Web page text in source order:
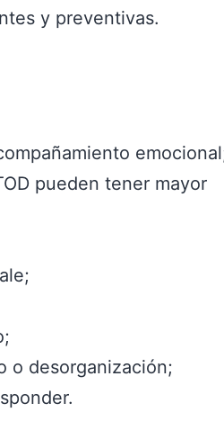
y preventivas.
pueden tener mayor
o desorganización;